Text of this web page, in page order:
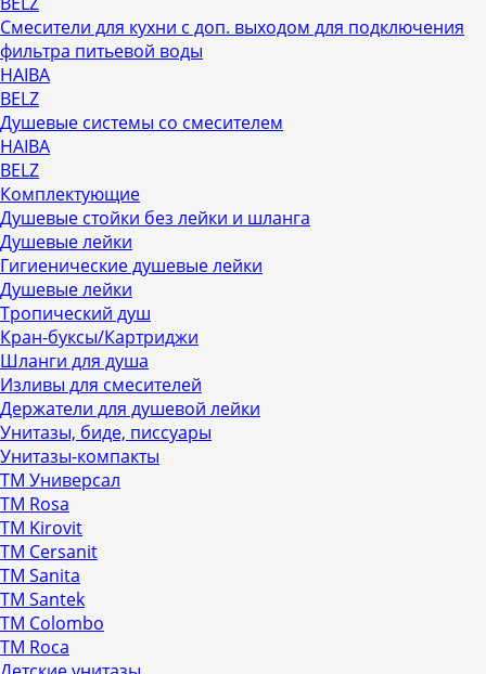
Смесители для кухни с доп. выходом для подключения
фильтра питьевой воды
HAIBA
BELZ
Душевые системы со смесителем
HAIBA
BELZ
Комплектующие
Душевые стойки без лейки и шланга
Душевые лейки
Гигиенические душевые лейки
Душевые лейки
Тропический душ
Кран-буксы/Картриджи
Шланги для душа
Изливы для смесителей
Держатели для душевой лейки
Унитазы, биде, писсуары
Унитазы-компакты
ТМ Универсал
ТМ Rosa
ТМ Kirovit
ТМ Cersanit
ТМ Sanita
ТМ Santek
ТМ Colombo
ТМ Roca